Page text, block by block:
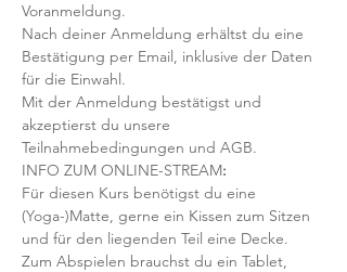
Voranmeldung.
Nach deiner Anmeldung erhältst du eine
Bestätigung per Email, inklusive der Daten
für die Einwahl.
Mit der Anmeldung bestätigst und
akzeptierst du unsere
Teilnahmebedingungen und AGB.
INFO ZUM ONLINE-STREAM:
Für diesen Kurs benötigst du eine
(Yoga-)Matte, gerne ein Kissen zum Sitzen
und für den liegenden Teil eine Decke.
Zum Abspielen brauchst du ein Tablet,